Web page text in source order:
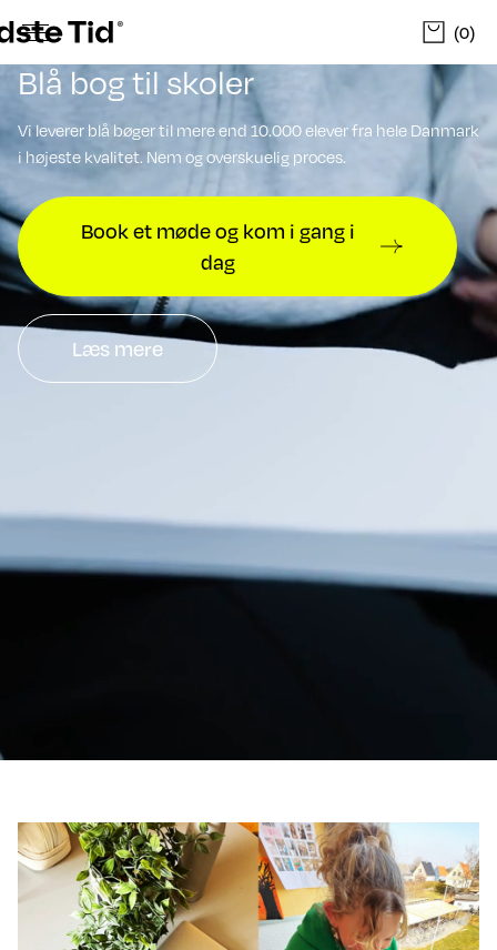
(0)
Blå bog til skoler
Vi leverer blå bøger til mere end 10.000 elever fra hele Danmark
i højeste kvalitet. Nem og overskuelig proces.
Book et møde og kom i gang i
dag
Læs mere